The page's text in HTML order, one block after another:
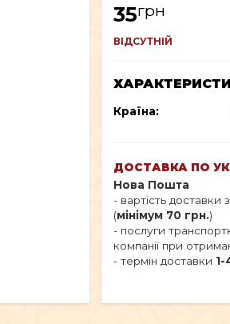
35грн
ВІДСУТНІЙ
Країна:
ДОСТАВКА ПО
Нова Пошта
- вартість доставки
(мінімум 70 грн.)
- послуги
компанії при
- термін доставки 1-